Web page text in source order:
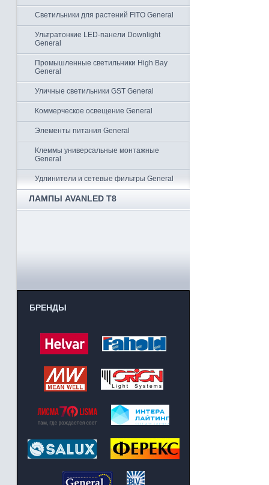
Светильники для растений FITO General
Ультратонкие LED-панели Downlight
General
Промышленные светильники High Bay
General
Уличные светильники GST General
Коммерческое освещение General
Элементы питания General
Клеммы универсальные монтажные
General
Удлинители и сетевые фильтры General
ЛАМПЫ AVANLED T8
БРЕНДЫ